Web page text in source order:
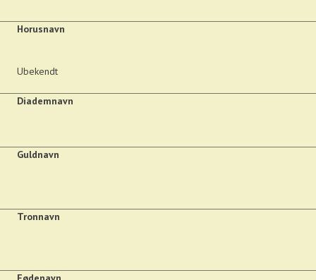
Horusnavn
Ubekendt
Diademnavn
Guldnavn
Tronnavn